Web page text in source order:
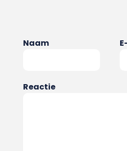
Naam
Reactie